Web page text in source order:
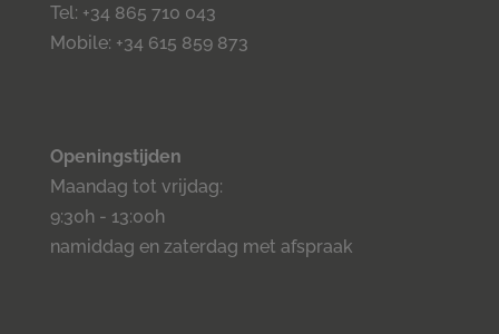
Tel: +34 865 710 043
Mobile: +34 615 859 873
Openingstijden
Maandag tot vrijdag:
9:30h - 13:00h
namiddag en zaterdag met afspraak